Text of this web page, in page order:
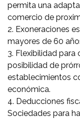
permita una
comercio de
2. Exoneraciones
mayores de 60
3. Flexibilidad
posibilidad de
establecimientos
económica.
4. Deducciones
Sociedades para